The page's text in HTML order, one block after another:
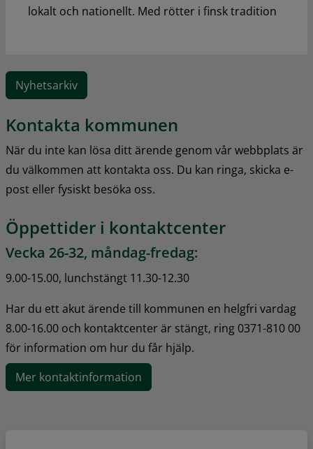
lokalt och nationellt. Med rötter i finsk tradition
Nyhetsarkiv
Kontakta kommunen
När du inte kan lösa ditt ärende genom vår webbplats är
du välkommen att kontakta oss. Du kan ringa, skicka e-
post eller fysiskt besöka oss.
Öppettider i kontaktcenter
Vecka 26-32, måndag-fredag:
9.00-15.00, lunchstängt 11.30-12.30
Har du ett akut ärende till kommunen en helgfri vardag
8.00-16.00 och kontaktcenter är stängt, ring 0371-810 00
för information om hur du får hjälp.
Mer kontaktinformation